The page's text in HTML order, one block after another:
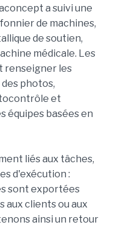
a suivi une
de machines,
de soutien,
médicale. Les
renseigner les
photos,
et
équipes basées en
liés aux tâches,
d'exécution :
sont exportées
aux clients ou aux
ainsi un retour